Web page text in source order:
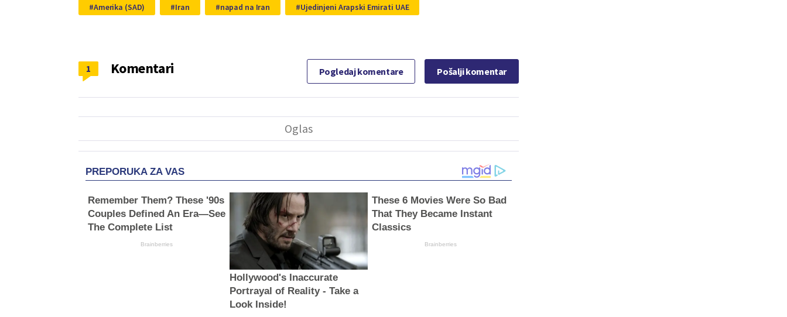
Amerika (SAD) Iran napad na Iran Ujedinjeni Arapski Emirati UAE
Komentari
1 Pogledaj komentare Pošalji komentar
PREPORUKA ZA VAS
Remember Them? These '90s
Couples Defined An Era—See
The Complete List
Brainberries
Hollywood's Inaccurate
Portrayal of Reality - Take a
Look Inside!
These 6 Movies Were So Bad
That They Became Instant
Classics
Brainberries